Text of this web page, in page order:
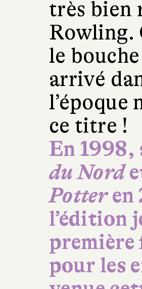
très bien
Rowling.
le
arrivé
l’époque
ce titre !
En
du Nord
Potteren
l’édition
première
pour les